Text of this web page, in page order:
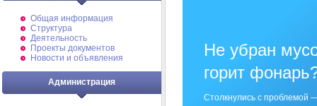
Общая информация
Структура
Деятельность
Проекты документов
Новости и объявления
Администрация
Не убран
горит
Столкнулись с проблемой